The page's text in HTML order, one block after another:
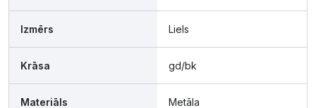
Izmērs Liels
Krāsa gd/bk
Materiāls Metāla